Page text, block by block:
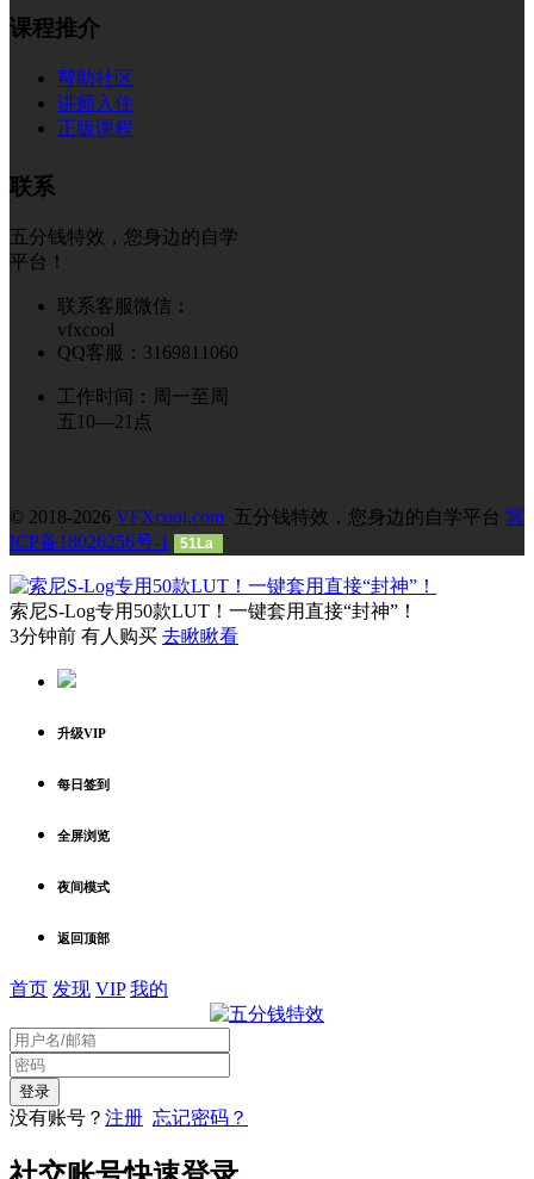
课程推介
帮助社区
讲师入住
正版课程
联系
五分钱特效，您身边的自学
平台！
联系客服微信：
vfxcool
QQ客服：3169811060
工作时间：周一至周
五10—21点
© 2018-2026 VFXcool.com 五分钱特效，您身边的自学平台 冀
ICP备18026256号-1
51La
索尼S-Log专用50款LUT！一键套用直接“封神”！
3分钟前 有人购买 去瞅瞅看
升级VIP
每日签到
全屏浏览
夜间模式
返回顶部
首页 发现 VIP 我的
没有账号？ 注册 忘记密码？